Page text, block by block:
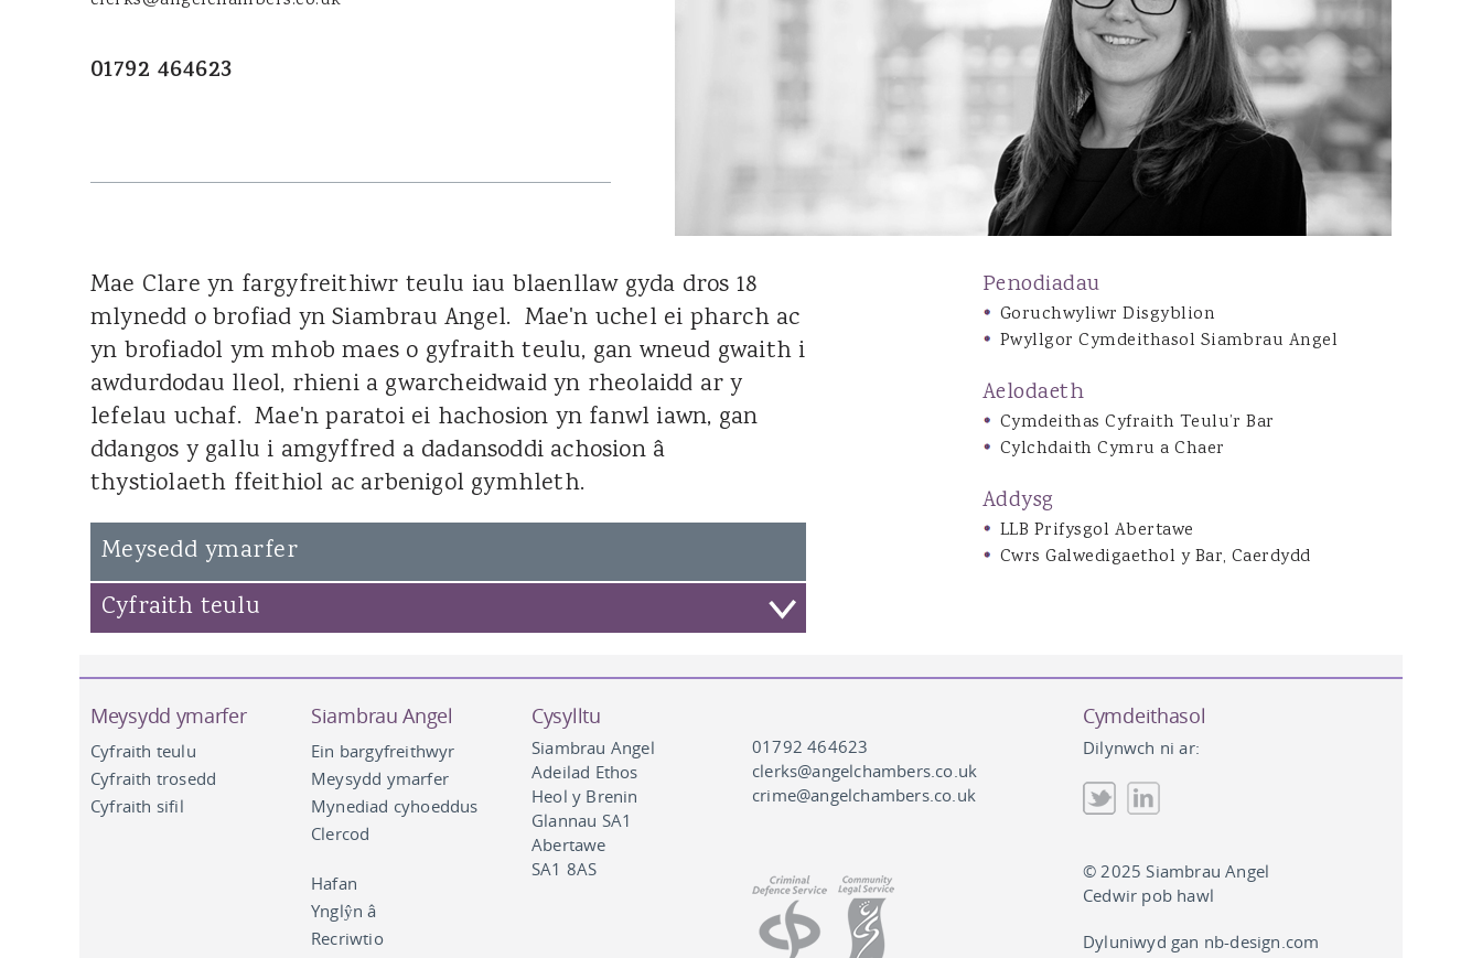
Dominic Boothroyd
Sara Rudman
Ian Ibrahim
Glenda Owen
Lucy Leader
Robert Donaldson
Jon Tarrant
Caitlin Brazel
Gwenno Waddington
Daisy O’Hagan
Emily Bennett
Henrietta Gilchrist
Ryan Bowen
Nia Mathews
TENANTIAID DRWS
James Tillyard KC
Susan Campbell KC
John Hipkin KC
Andrew Clemes
01792 464623
Mae Clare yn fargyfreithiwr teulu iau blaenllaw gyda dros 18
mlynedd o brofiad yn Siambrau Angel. Mae'n uchel ei pharch ac
yn brofiadol ym mhob maes o gyfraith teulu, gan wneud gwaith i
awdurdodau lleol, rhieni a gwarcheidwaid yn rheolaidd ar y
lefelau uchaf. Mae'n paratoi ei hachosion yn fanwl iawn, gan
ddangos y gallu i amgyffred a dadansoddi achosion â
thystiolaeth ffeithiol ac arbenigol gymhleth.
Meysedd ymarfer
Cyfraith teulu
Penodiadau
Goruchwyliwr Disgyblion
Pwyllgor Cymdeithasol Siambrau Angel
Aelodaeth
Cymdeithas Cyfraith Teulu’r Bar
Cylchdaith Cymru a Chaer
Addysg
LLB Prifysgol Abertawe
Cwrs Galwedigaethol y Bar, Caerdydd
Meysydd ymarfer
Cyfraith teulu
Cyfraith trosedd
Cyfraith sifil
Siambrau Angel
Ein bargyfreithwyr
Meysydd ymarfer
Mynediad cyhoeddus
Clercod
Hafan
Ynglŷn â
Recriwtio
Cysylltu
Siambrau Angel
Adeilad Ethos
Heol y Brenin
Glannau SA1
Abertawe
SA1 8AS
01792 464623
clerks@angelchambers.co.uk
crime@angelchambers.co.uk
Cymdeithasol
Dilynwch ni ar:
© 2025 Siambrau Angel
Cedwir pob hawl
Dyluniwyd gan nb-design.com